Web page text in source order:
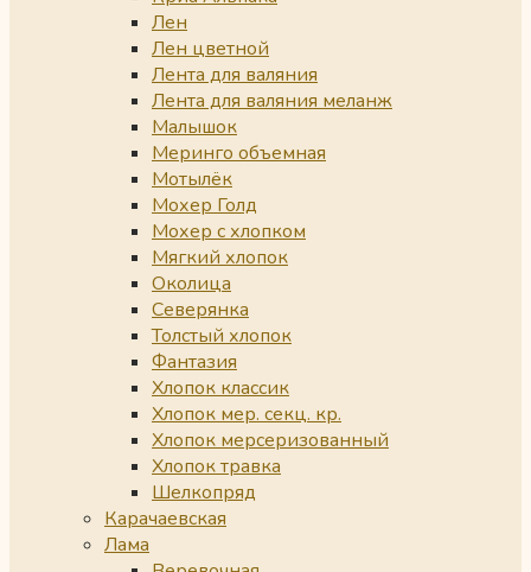
Лен
Лен цветной
Лента для валяния
Лента для валяния меланж
Малышок
Меринго объемная
Мотылёк
Мохер Голд
Мохер с хлопком
Мягкий хлопок
Околица
Северянка
Толстый хлопок
Фантазия
Хлопок классик
Хлопок мер. секц. кр.
Хлопок мерсеризованный
Хлопок травка
Шелкопряд
Карачаевская
Лама